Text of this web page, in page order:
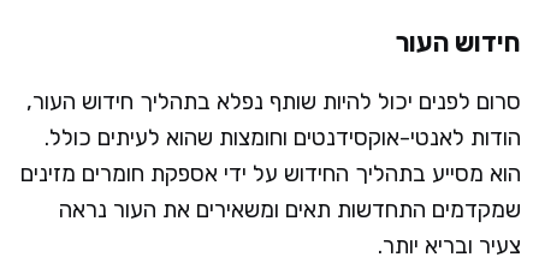
חידוש העור
סרום לפנים יכול להיות שותף נפלא בתהליך חידוש העור,
הודות לאנטי-אוקסידנטים וחומצות שהוא לעיתים כולל.
הוא מסייע בתהליך החידוש על ידי אספקת חומרים מזינים
שמקדמים התחדשות תאים ומשאירים את העור נראה
צעיר ובריא יותר.